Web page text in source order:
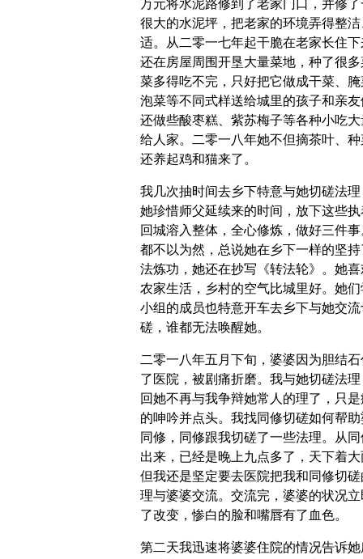
万元将水泥路修到了老家门口，并修了
很大的水泥坪，把老家的环境弄得整洁
适。从二零一七年起干脆在老家长住下
还在房屋周围开垦大量菜地，种了很多
菜多得吃不完，只好把它做成干菜、腌
泡菜等不同式样送给城里的孩子和亲友
还做些酸枣糕、紫苏梅子等各种小吃大
给人家。二零一八年她不但摘茶叶、种
还养起鸡和猫来了。
我几次抽时间去乡下特意与她切磋法理
她珍惜师父延续来的时间，放下这些执
回城溶入整体，全心修炼，做好三件
都不以为然，总说她在乡下一样的坚持
法炼功，她还在抄写《转法轮》。她喜
农家生活，乡村的空气比城里好。她们
小组的成员也特意开车去乡下与她交流
磋，谁都无法唤醒她。
二零一八年五月下旬，婆婆因为胆结
了医院，被剧痛折磨。我与她切磋法理
回她不再与我争辩她常人的理了，只
的呻吟并点头。我找同修切磋如何帮助
同修，同修跟我切磋了一些法理。从
出来，已经是晚上九点多了，天下着大
但我还是坚定要去医院把我和同修切磋
理与婆婆交流。交流完，婆婆的状况立
了改变，惨白的脸和嘴唇有了血色。
第二天我迅速将婆婆住院的情况告诉她